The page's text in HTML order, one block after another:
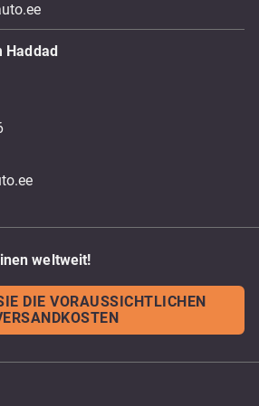
Haddad
weltweit!
DIE VORAUSSICHTLICHEN